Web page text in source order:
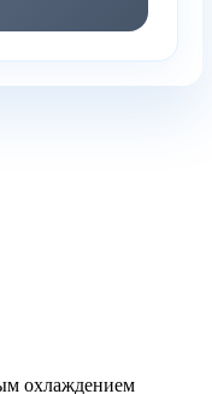
охлаждением